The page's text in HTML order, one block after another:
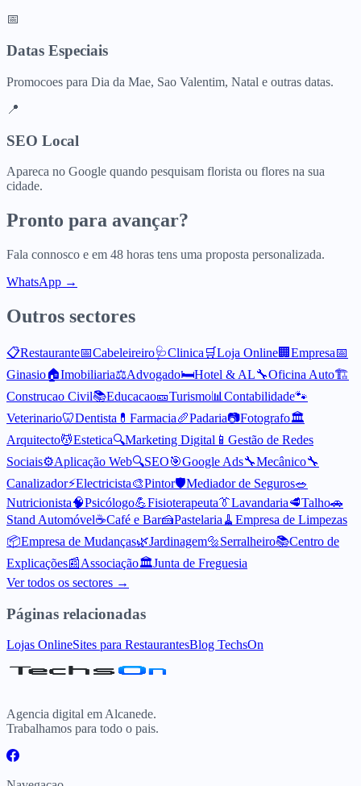
📅
Datas Especiais
Promocoes para Dia da Mae, Sao Valentim, Natal e outras datas.
📍
SEO Local
Apareca no Google quando pesquisam florista ou flores na sua
cidade.
Pronto para avançar?
Fala connosco e em 48 horas tens uma proposta personalizada.
WhatsApp →
Outros sectores
📋Restaurante📅Cabeleireiro🩺Clinica 🛒Loja Online🏢 Empresa📅
Ginasio🏠Imobiliaria⚖️Advogado🛏️Hotel & AL🔧Oficina Auto🏗️
Construcao Civil📚Educacao🎫Turismo📊 Contabilidade🐾
Veterinario🦷Dentista 💊 Farmacia🥖Padaria📷Fotografo🏛️
Arquitecto💆Estetica🔍Marketing Digital 📱 Gestão de Redes
Sociais⚙️Aplicação Web🔍SEO🎯Google Ads🔧Mecânico🔧
Canalizador⚡Electricista🎨Pintor🛡️Mediador de Seguros🥗
Nutricionista🧠Psicólogo💪Fisioterapeuta👔Lavandaria🥩Talho🚗
Stand Automóvel☕Café e Bar🍰Pastelaria 🧹 Empresa de Limpezas
📦Empresa de Mudanças🌿Jardinagem🔩Serralheiro📚Centro de
Explicações📰Associação🏛️Junta de Freguesia
Ver todos os sectores →
Páginas relacionadas
Lojas OnlineSites para RestaurantesBlog TechsOn
Agencia digital em Alcanede.
Trabalhamos para todo o pais.